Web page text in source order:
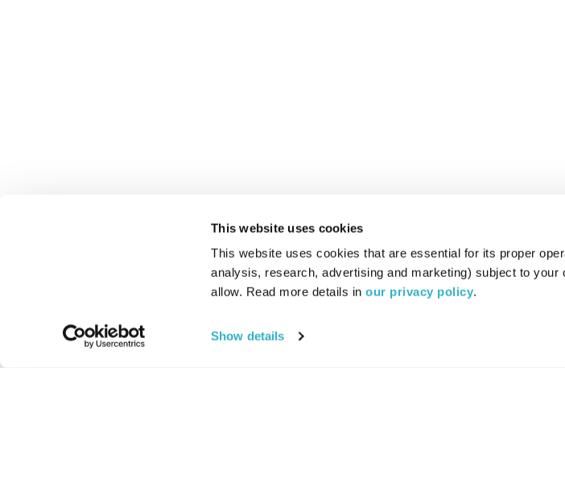
This website uses cookies
This website uses cookies that are essential for its proper
analysis, research, advertising and marketing) subject to
allow. Read more details in our privacy policy.
Show details